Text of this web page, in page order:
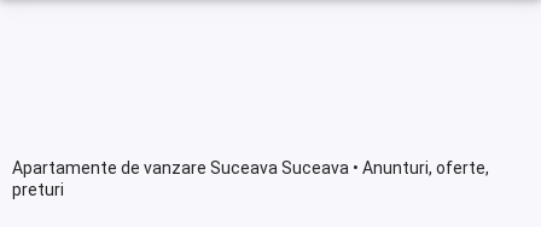
Apartamente de vanzare Suceava Suceava • Anunturi, oferte,
preturi